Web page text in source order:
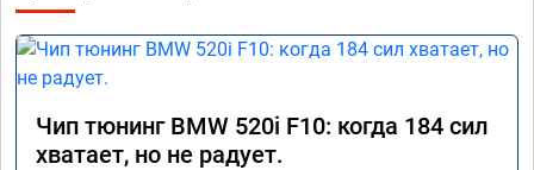
Чип тюнинг BMW 520i F10: когда 184 сил
хватает, но не радует.